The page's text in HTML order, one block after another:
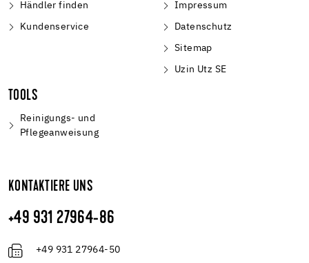
Händler finden
Kundenservice
Impressum
Datenschutz
Sitemap
Uzin Utz SE
TOOLS
Reinigungs- und
Pflegeanweisung
KONTAKTIERE UNS
+49 931 27964-86
+49 931 27964-50